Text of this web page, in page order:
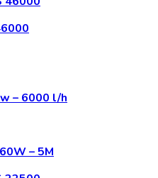
– 6000 l/h
– 5M